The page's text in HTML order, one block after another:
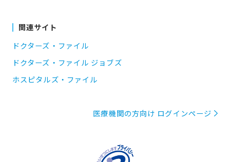
関連サイト
ドクターズ・ファイル
ドクターズ・ファイル ジョブズ
ホスピタルズ・ファイル
医療機関の方向け ログインページ